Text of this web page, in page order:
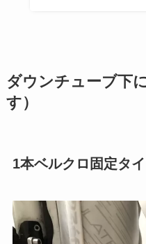
ダウンチューブ下
す）
1本ベルクロ固定タ